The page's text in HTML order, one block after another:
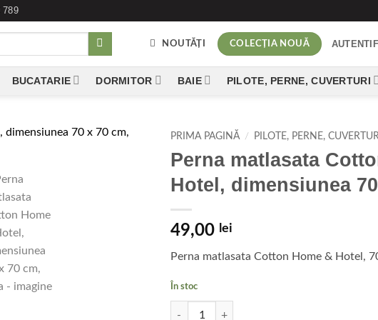
789
NOUTĂȚI COLECȚIA NOUĂ
BUCATARIE DORMITOR BAIE PILOTE, PERNE, CUVERTURI
PRIMA PAGINĂ / PILOTE, PERNE,
Perna matlasata
Hotel, dimensiunea
49,00 lei
Perna matlasata Cotton Home & Hotel,
În stoc
Cantitate Perna matlasata Cotton Home &